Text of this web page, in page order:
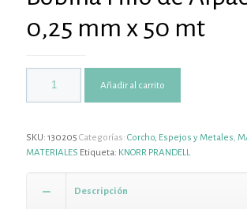
0,25 mm x 50 mt
Añadir al carrito
SKU: 130205 Categorías: Corcho, Espejos y Metales,
MATERIALES Etiqueta: KNORR PRANDELL
Descripción